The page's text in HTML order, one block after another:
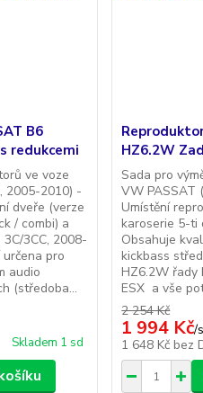
B6
redukcemi
ve voze
2005-2010) -
dveře (verze
/ combi) a
3CC, 2008-
pro
audio
(středoba...
Skladem 1 sd
HZ6.2W
Sada pro
VW PASSAT
Umístění
karoserie 5-ti
Obsahuje
kickbass
HZ6.2W řady
ESX a vše
2 254 Kč
1 994 Kč/
1 648 Kč bez